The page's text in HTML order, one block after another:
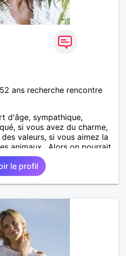
ans recherche rencontre
d'âge, sympathique,
si vous avez du charme,
valeurs, si vous aimez la
animaux.. Alors on pourrait
pas à me contacter.
le profil